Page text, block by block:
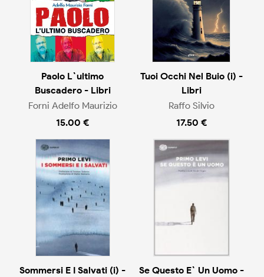
Paolo L`ultimo
Buscadero - Libri
Forni Adelfo Maurizio
15.00 €
Tuoi Occhi Nel Buio (i) -
Libri
Raffo Silvio
17.50 €
Sommersi E I Salvati (i) -
Se Questo E` Un Uomo -